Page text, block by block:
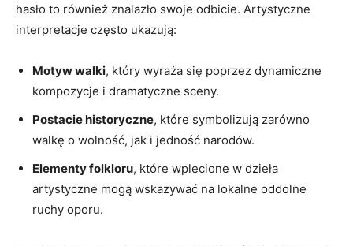
hasło to ⁣również znalazło swoje odbicie. ⁤Artystyczne
⁢interpretacje często ukazują:
Motyw walki, który wyraża się poprzez dynamiczne ​
kompozycje i ‍dramatyczne sceny.
Postacie historyczne, które symbolizują ​zarówno
walkę ⁢o wolność, jak i jedność narodów.
Elementy folkloru, które wplecione w ⁣dzieła
artystyczne mogą wskazywać na lokalne ‌oddolne
ruchy ‍oporu.